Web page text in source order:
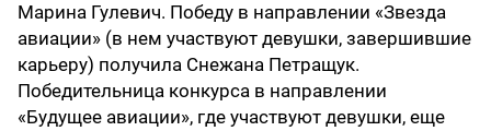
Марина Гулевич. Победу в направлении «Звезда
авиации» (в нем участвуют девушки, завершившие
карьеру) получила Снежана Петращук.
Победительница конкурса в направлении
«Будущее авиации», где участвуют девушки, еще